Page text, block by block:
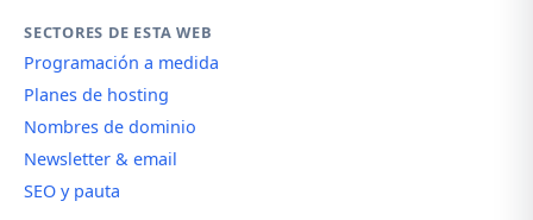
SECTORES DE ESTA WEB
Programación a medida
Planes de hosting
Nombres de dominio
Newsletter & email
SEO y pauta